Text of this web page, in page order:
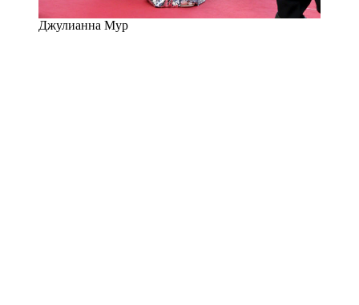
Джулианна Мур